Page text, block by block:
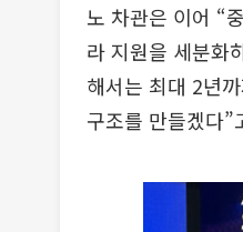
노 차관은 이어 “
라 지원을 세분화
해서는 최대 2년
구조를 만들겠다”